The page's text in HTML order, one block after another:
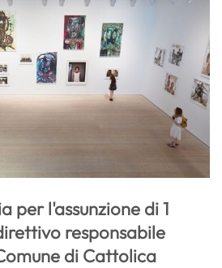
per l'assunzione di 1
responsabile
di Cattolica